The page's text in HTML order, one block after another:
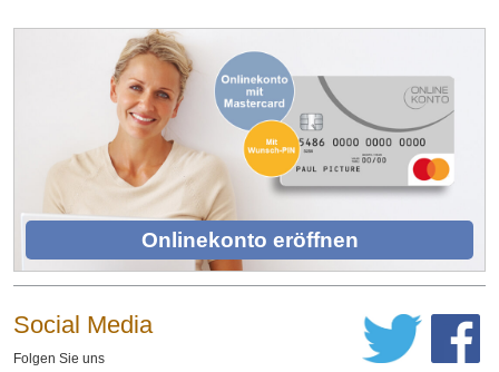
Onlinekonto eröffnen
Social Media
Folgen Sie uns